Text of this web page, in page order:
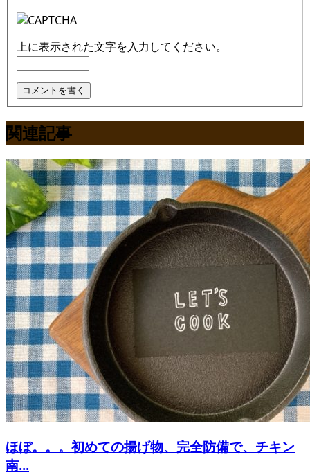
上に表示された文字を入力してください。
関連記事
ほぼ。。。初めての揚げ物、完全防備で、チキン
南...